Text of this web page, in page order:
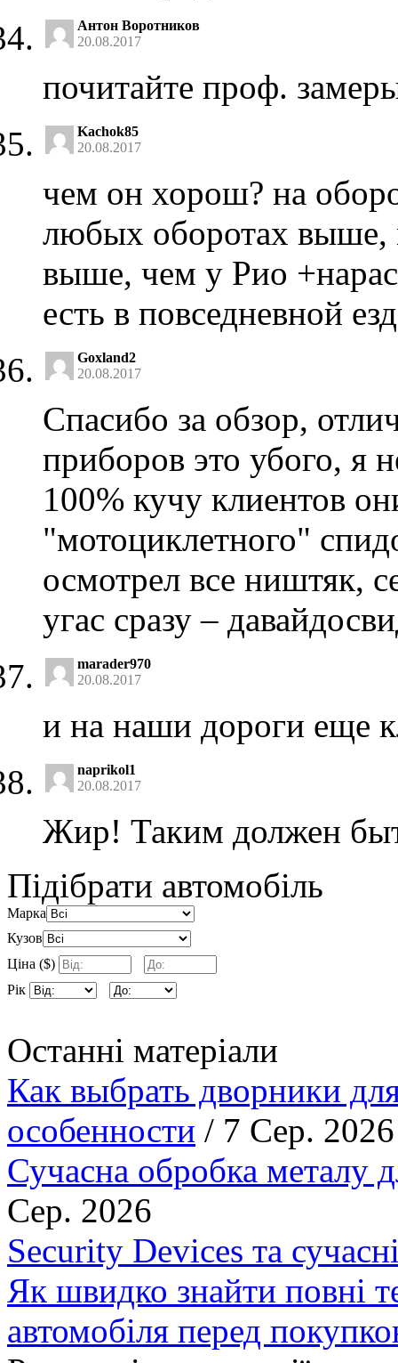
Антон Воротников
20.08.2017
почитайте проф.
Kachok85
20.08.2017
чем он хорош? на
любых оборотах выше,
выше, чем у Рио
есть в повседневной
Goxland2
20.08.2017
Спасибо за обзор,
приборов это убого, я
100% кучу клиентов
"мотоциклетного"
осмотрел все ништяк,
угас сразу –
marader970
20.08.2017
и на наши дороги еще
naprikol1
20.08.2017
Жир! Таким должен
Підібрати автомобіль
Марка
Кузов
Ціна ($)
Рік
Останні матеріали
Как выбрать дворники
особенности / 7 Сер. 2026
Сучасна обробка металу
Сер. 2026
Security Devices та
Як швидко знайти повні
автомобіля перед